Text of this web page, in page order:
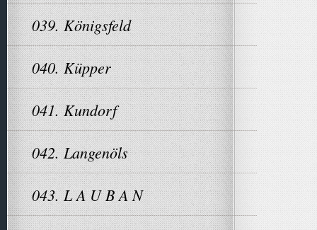
039. Königsfeld
040. Küpper
041. Kundorf
042. Langenöls
043. L A U B A N